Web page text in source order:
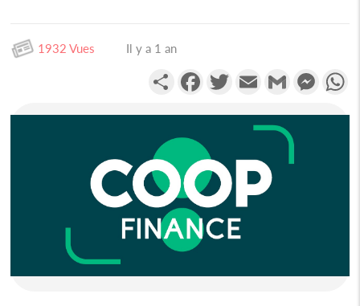
1932 Vues Il y a 1 an
PartagerFacebookTwitterEmail Gmail